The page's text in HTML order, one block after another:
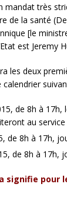
mandat très
de la santé
[le
est Jeremy
les deux
calendrier
de 8h à 17h,
au service
de 8h à 17h,
de 8h à 17h,
signifie pour